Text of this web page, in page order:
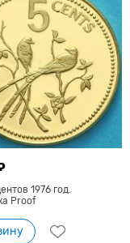
1976 год.
Proof